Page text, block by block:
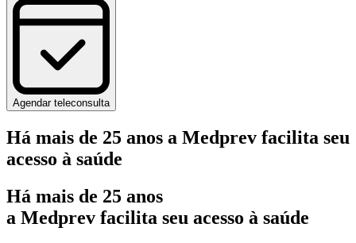
Agendar teleconsulta
Há mais de 25 anos a Medprev facilita seu
acesso à saúde
Há mais de 25 anos
a Medprev facilita seu acesso à saúde